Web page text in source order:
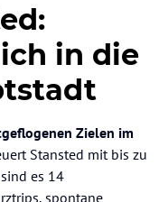
in die
Zielen im
Stansted mit bis zu
es 14
spontane